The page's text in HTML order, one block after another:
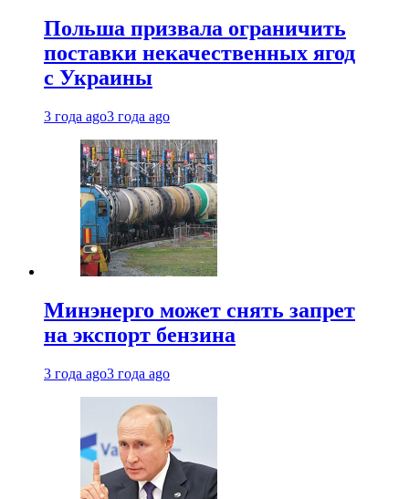
Польша призвала ограничить
поставки некачественных ягод
с Украины
3 года ago3 года ago
Минэнерго может снять запрет
на экспорт бензина
3 года ago3 года ago